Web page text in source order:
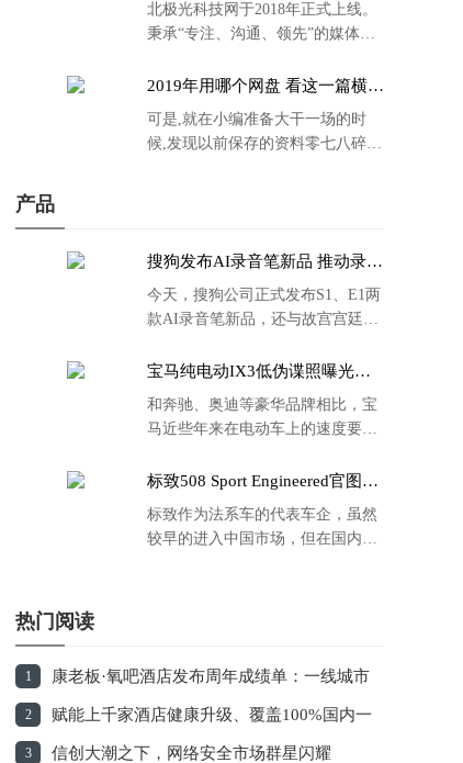
北极光科技网于2018年正式上线。
秉承“专注、沟通、领先”的媒体理
2019年用哪个网盘 看这一篇横评
可是,就在小编准备大干一场的时
候,发现以前保存的资料零七八碎,
产品
搜狗发布AI录音笔新品 推动录音
今天，搜狗公司正式发布S1、E1两
款AI录音笔新品，还与故宫宫廷文
的故宫宫廷联名款。
宝马纯电动IX3低伪谍照曝光：
和奔驰、奥迪等豪华品牌相比，宝
马近些年来在电动车上的速度要慢
标致508 Sport Engineered官图发
标致作为法系车的代表车企，虽然
较早的进入中国市场，但在国内的
热门阅读
1 康老板·氧吧酒店发布周年成绩单：一线城市
100%全覆盖，二线城市覆盖86%
2 赋能上千家酒店健康升级、覆盖100%国内一
线城市康老板·氧吧酒店发布周年成绩单
3 信创大潮之下，网络安全市场群星闪耀